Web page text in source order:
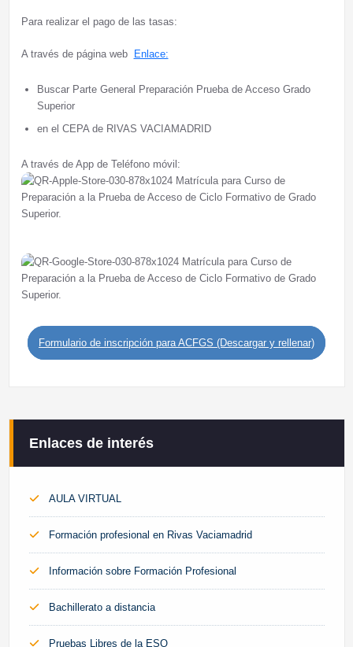
Para realizar el pago de las tasas:
A través de página web Enlace:
Buscar Parte General Preparación Prueba de Acceso Grado
Superior
en el CEPA de RIVAS VACIAMADRID
A través de App de Teléfono móvil:
Formulario de inscripción para ACFGS (Descargar y rellenar)
Enlaces de interés
AULA VIRTUAL
Formación profesional en Rivas Vaciamadrid
Información sobre Formación Profesional
Bachillerato a distancia
Pruebas Libres de la ESO